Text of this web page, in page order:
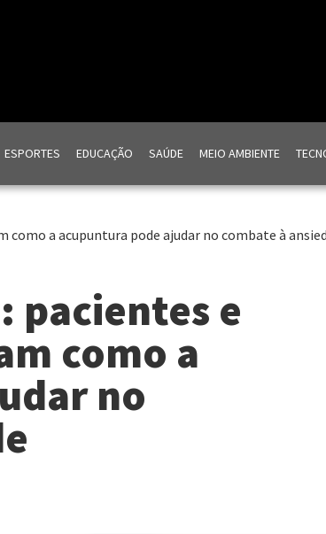
ESPORTES EDUCAÇÃO SAÚDE MEIO AMBIENTE
como a acupuntura pode ajudar no combate à
pacientes e
como a
no